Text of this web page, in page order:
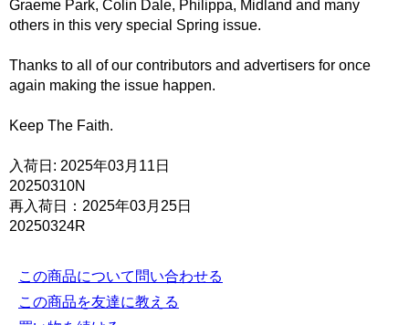
Graeme Park, Colin Dale, Philippa, Midland and many
others in this very special Spring issue.
Thanks to all of our contributors and advertisers for once
again making the issue happen.
Keep The Faith.
入荷日: 2025年03月11日
20250310N
再入荷日：2025年03月25日
20250324R
この商品について問い合わせる
この商品を友達に教える